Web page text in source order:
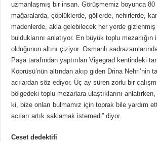
uzmanlaşmış bir insan. Görüşmemiz boyunca
mağaralarda, çöplüklerde, göllerde, nehirlerde,
madenlerde, akla gelebilecek her yerde
bulduklarını anlatıyor. En büyük toplu mezarlığın
olduğunun altını çiziyor. Osmanlı
Paşa tarafından yaptırılan Vişegrad kentindeki
Köprüsü’nün altından akıp giden Drina Nehri’nin
acılardan söz ediyor. Üç ay süren zorlu bir
bölgedeki toplu mezarlara ulaştıklarını
ki, bize onları bulmamız için toprak bile yardım
acıları artık saklamak istemedi” diyor.
Ceset dedektifi